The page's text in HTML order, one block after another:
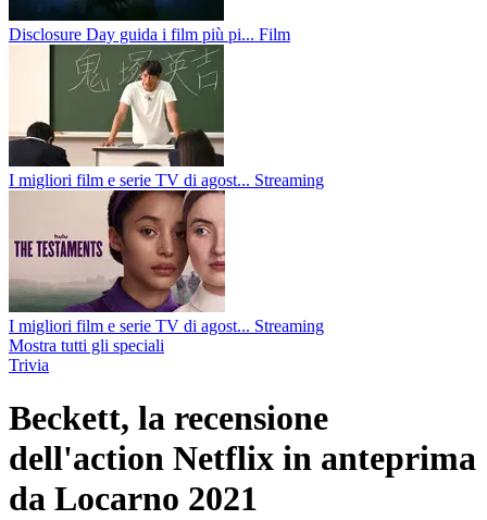
Disclosure Day guida i film più pi... Film
I migliori film e serie TV di agost... Streaming
I migliori film e serie TV di agost... Streaming
Mostra tutti gli speciali
Trivia
Beckett, la recensione
dell'action Netflix in anteprima
da Locarno 2021